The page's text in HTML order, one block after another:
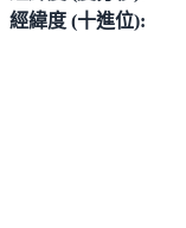
經緯度 (十進位):